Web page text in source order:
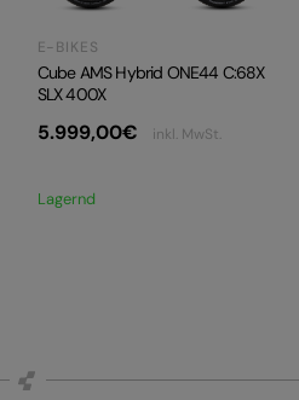
E-BIKES
Cube AMS Hybrid ONE44 C:68X
SLX 400X
5.999,00€ inkl. MwSt.
Lagernd